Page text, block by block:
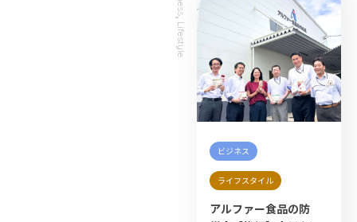
,
Lifestyle
ビジネス
ライフスタイル
アルファー食品の防